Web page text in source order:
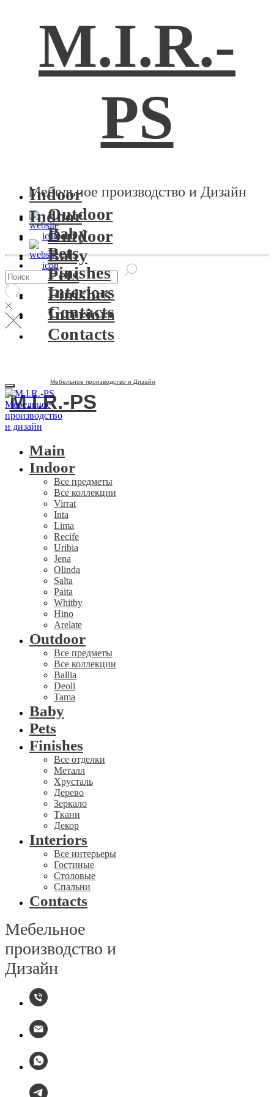
M.I.R.-
PS
Мебельное производство и Дизайн
Indoor
Outdoor
Baby
Pets
Finishes
Interiors
Contacts
Indoor
Outdoor
Baby
Pets
Finishes
Interiors
Contacts
Мебельное производство и Дизайн
M.I.R.-PS
Main
Indoor
Все предметы
Все коллекции
Virrat
Inta
Lima
Recife
Uribia
Jena
Olinda
Salta
Paita
Whitby
Hino
Arelate
Outdoor
Все предметы
Все коллекции
Ballia
Deoli
Tama
Baby
Pets
Finishes
Все отделки
Металл
Хрусталь
Дерево
Зеркало
Ткани
Декор
Interiors
Все интерьеры
Гостиные
Столовые
Спальни
Contacts
Мебельное
производство и
Дизайн